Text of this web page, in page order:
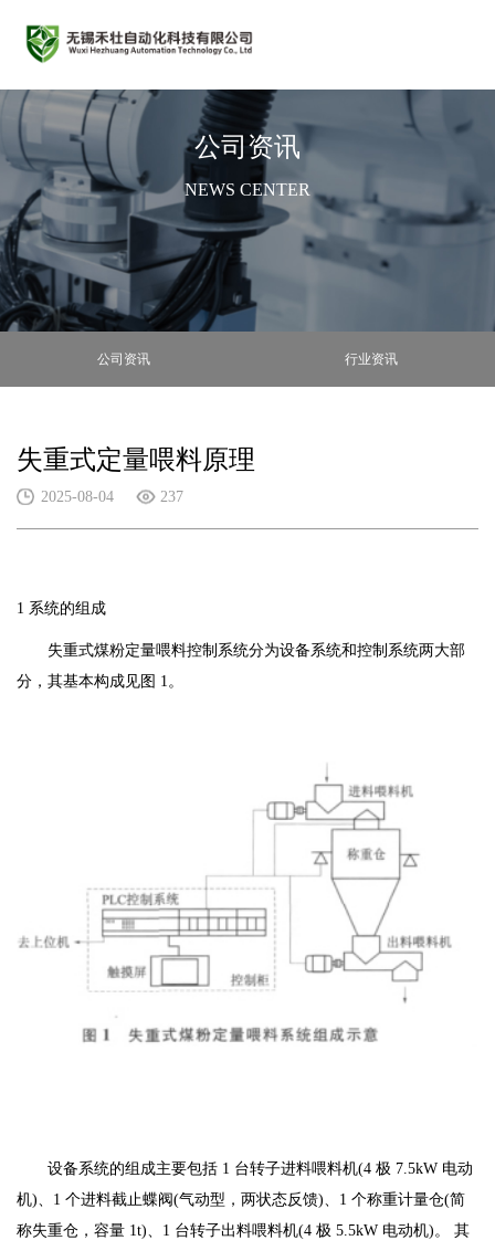
公司资讯
NEWS CENTER
公司资讯 行业资讯
失重式定量喂料原理
2025-08-04 237
1 系统的组成
失重式煤粉定量喂料控制系统分为设备系统和控制系统两大部
分，其基本构成见图 1。
设备系统的组成主要包括 1 台转子进料喂料机(4 极 7.5kW 电动
机)、1 个进料截止蝶阀(气动型，两状态反馈)、1 个称重计量仓(简
称失重仓，容量 1t)、1 台转子出料喂料机(4 极 5.5kW 电动机)。 其